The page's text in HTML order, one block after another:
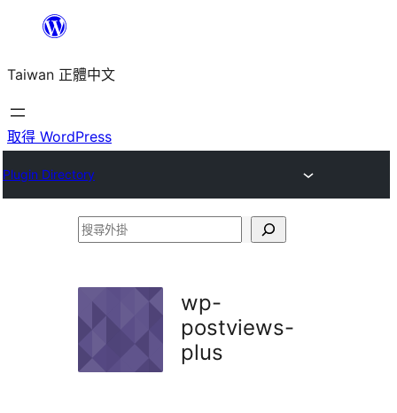
主
要
內
Taiwan 正體中文
取得 WordPress
Plugin Directory
搜
wp-
postviews-
plus